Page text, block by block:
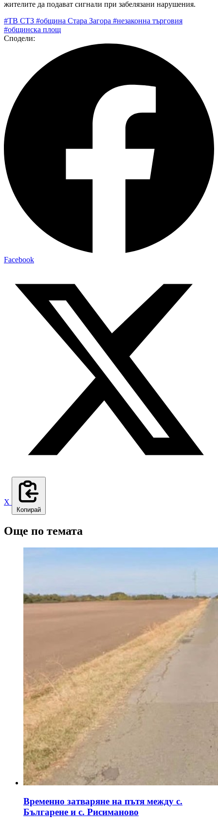
жителите да подават сигнали при забелязани нарушения.
#ТВ СТЗ #община Стара Загора #незаконна търговия
#общинска площ
Сподели:
Facebook
X
Копирай
Още по темата
Временно затваряне на пътя между с.
Българене и с. Рисиманово